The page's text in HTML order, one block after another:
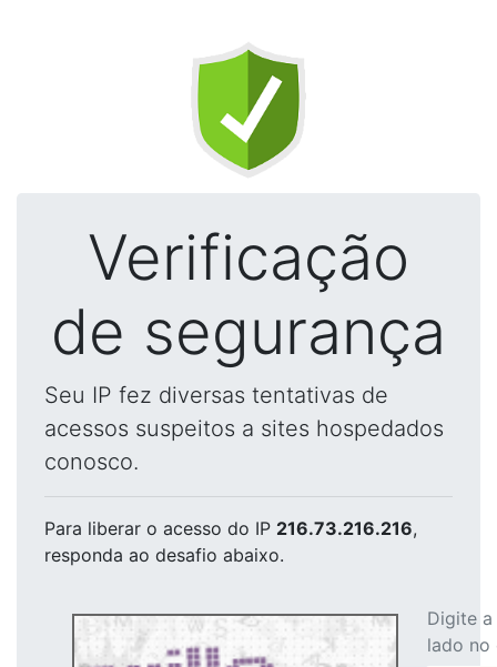
Verificação
de segurança
Seu IP fez diversas tentativas de
acessos suspeitos a sites hospedados
conosco.
Para liberar o acesso do IP 216.73.216.216,
responda ao desafio abaixo.
Digite
lado no